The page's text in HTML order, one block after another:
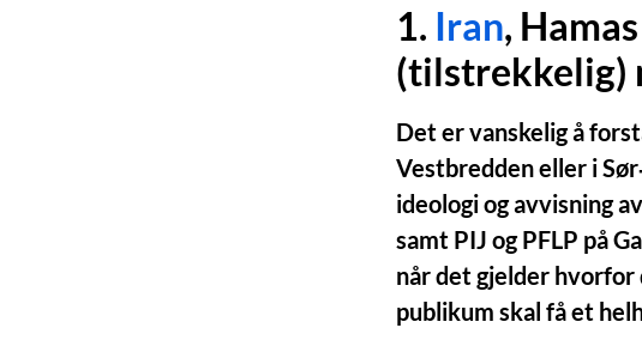
1. Iran,
(tilstrekkelig)
Det er vanskelig å
Vestbredden eller i
ideologi og avvisning
samt PIJ og PFLP på
når det gjelder hvorfor
publikum skal få et